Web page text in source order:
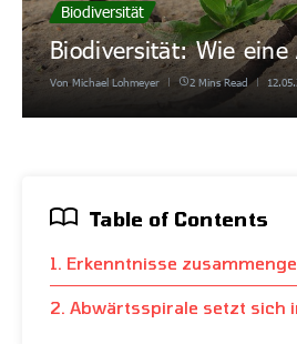
Biodiversität
Biodiversität: Wie
VonMichael Lohmeyer 2 Mins Read
Table of Contents
1. Erkenntnisse
2. Abwärtsspirale setzt sich